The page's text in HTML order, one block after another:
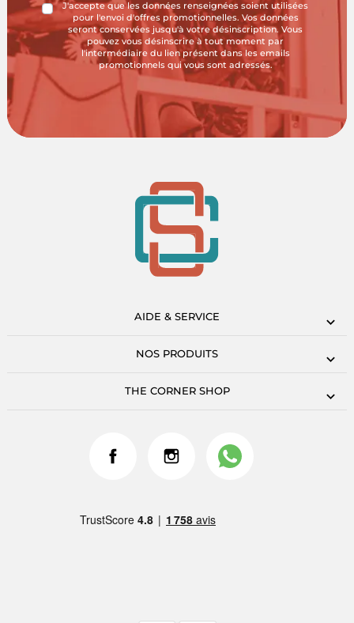
J'accepte que les données renseignées soient utilisées
pour l'envoi d'offres promotionnelles. Vos données
seront conservées jusqu'à votre désinscription. Vous
pouvez vous désinscrire à tout moment par
l'intermédiaire du lien présent dans les emails
promotionnels qui vous sont adressés.
AIDE & SERVICE
NOS PRODUITS
THE CORNER SHOP